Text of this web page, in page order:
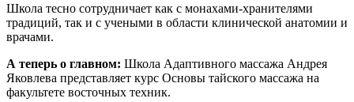
Школа тесно сотрудничает как с монахами-хранителями
традиций, так и с учеными в области клинической анатомии и
врачами.
А теперь о главном: Школа Адаптивного массажа Андрея
Яковлева представляет курс Основы тайского массажа на
факультете восточных техник.